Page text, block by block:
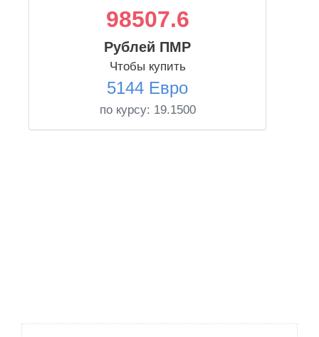
98507.6
Рублей ПМР
Чтобы купить
5144 Евро
по курсу: 19.1500